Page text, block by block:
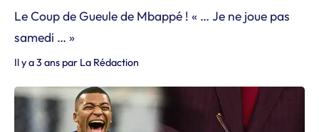
Le Coup de Gueule de Mbappé ! « … Je ne joue pas
samedi … »
Il y a 3 ans par La Rédaction